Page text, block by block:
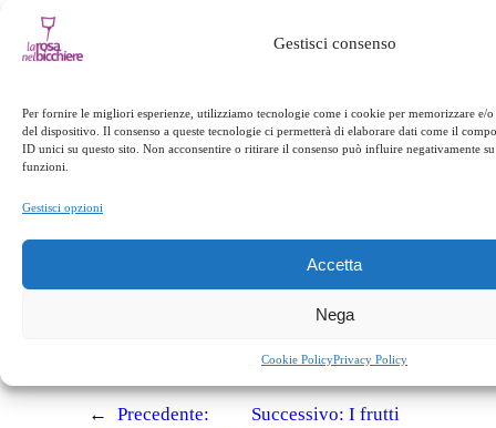
Gestisci consenso
Per fornire le migliori esperienze, utilizziamo tecnologie come i cookie per memorizzare e/
del dispositivo. Il consenso a queste tecnologie ci permetterà di elaborare dati come il
ID unici su questo sito. Non acconsentire o ritirare il consenso può influire negativamente
funzioni.
Gestisci opzioni
Accetta
Nega
Cookie PolicyPrivacy Policy
facebooktwitterlinkedinwhatsapptelegram
pinterest email link
←
Precedente:
Successivo: I frutti